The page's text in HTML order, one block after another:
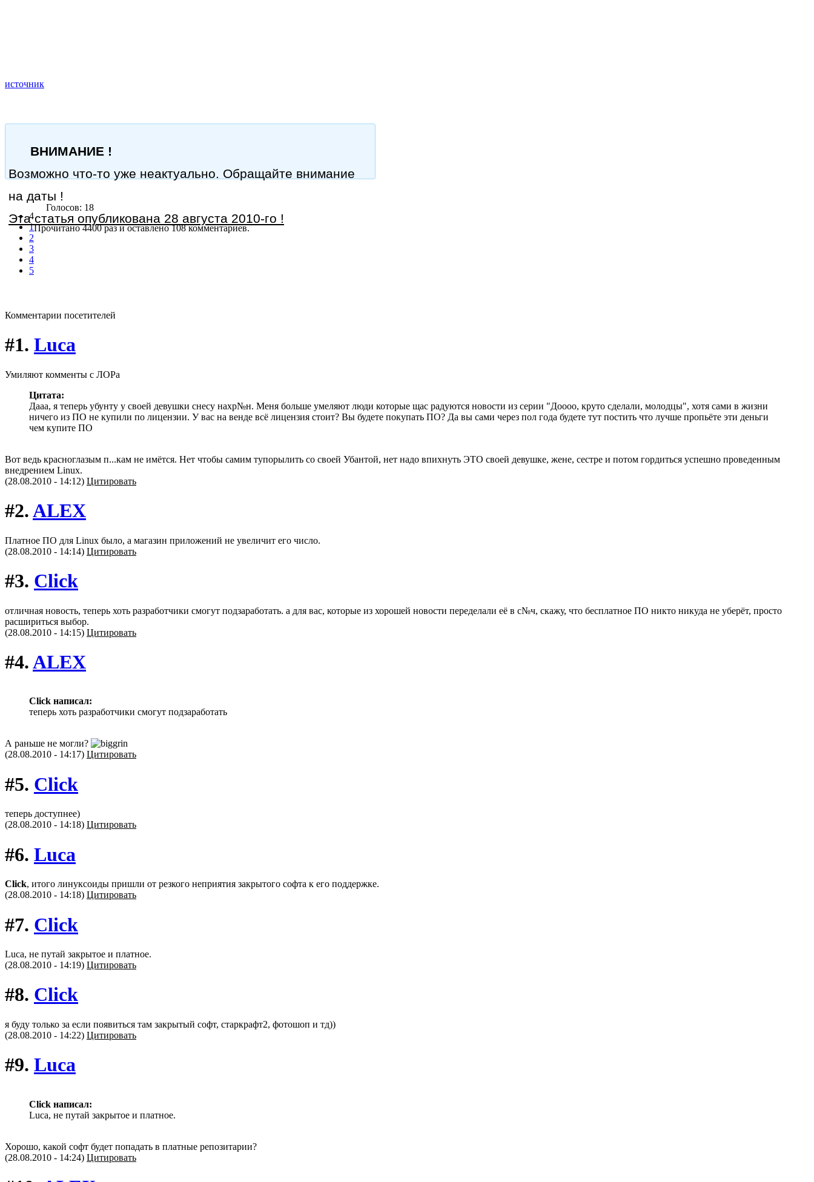
источник
ВНИМАНИЕ !
Возможно что-то уже неактуально. Обращайте внимание
на даты !
Эта статья опубликована 28 августа 2010-го !
4
1
2
3
4
5
Голосов: 18
Прочитано 4400 рази оставлено 108 комментариев.
Комментарии посетителей
#1. Luca
Умиляют комменты с ЛОРа
Цитата:
Дааа, я теперь убунту у своей девушки снесу нахр№н. Меня больше умеляют люди которые щас радуются новости из серии "Доооо, круто сделали, молодцы", хотя сами в жизни
ничего из ПО не купили по лицензии. У вас на венде всё лицензия стоит? Вы будете покупать ПО? Да вы сами через пол года будете тут постить что лучше пропьёте эти деньги
чем купите ПО
Вот ведь красноглазым п...кам не имётся. Нет чтобы самим тупорылить со своей Убантой, нет надо впихнуть ЭТО своей девушке, жене, сестре и потом гордиться успешно проведенным
внедрением Linux.
(28.08.2010 - 14:12) Цитировать
#2.ALEX
Платное ПО для Linux было, а магазин приложений не увеличит его число.
(28.08.2010 - 14:14) Цитировать
#3. Click
отличная новость, теперь хоть разработчики смогут подзаработать. а для вас, которые из хорошей новости переделали её в с№ч, скажу, что бесплатное ПО никто никуда не уберёт, просто
расшириться выбор.
(28.08.2010 - 14:15) Цитировать
#4.ALEX
Click написал:
теперь хоть разработчики смогут подзаработать
А раньше не могли?
(28.08.2010 - 14:17) Цитировать
#5. Click
теперь доступнее)
(28.08.2010 - 14:18) Цитировать
#6. Luca
Click, итого линуксоиды пришли от резкого неприятия закрытого софта к его поддержке.
(28.08.2010 - 14:18) Цитировать
#7. Click
Luca, не путай закрытое и платное.
(28.08.2010 - 14:19) Цитировать
#8. Click
я буду только за если появиться там закрытый софт, старкрафт2, фотошоп и тд))
(28.08.2010 - 14:22) Цитировать
#9. Luca
Click написал:
Luca, не путай закрытое и платное.
Хорошо, какой софт будет попадать в платные репозитарии?
(28.08.2010 - 14:24) Цитировать